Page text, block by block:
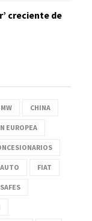
creciente de
CHINA
EUROPEA
FIAT